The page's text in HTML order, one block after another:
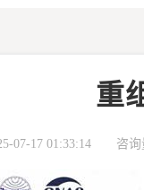
重
07-17 01:33:14 咨询